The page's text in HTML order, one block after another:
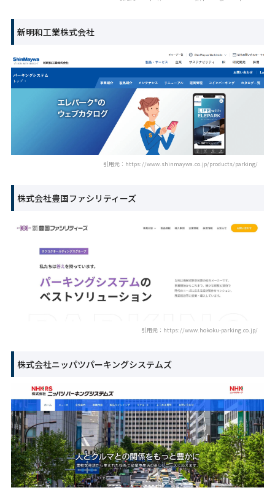
新明和工業株式会社
引用元：https://www.shinmaywa.co.jp/products/parking/
株式会社豊国ファシリティーズ
引用元：https://www.hokoku-parking.co.jp/
株式会社ニッパツパーキングシステムズ